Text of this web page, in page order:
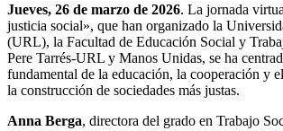
Jueves, 26 de marzo de 2026. La jornada
justicia social», que han organizado la
(URL), la Facultad de Educación Social y
Pere Tarrés-URL y Manos Unidas, se ha
fundamental de la educación, la cooperación y
la construcción de sociedades más justas.
Anna Berga, directora del grado en Trabajo